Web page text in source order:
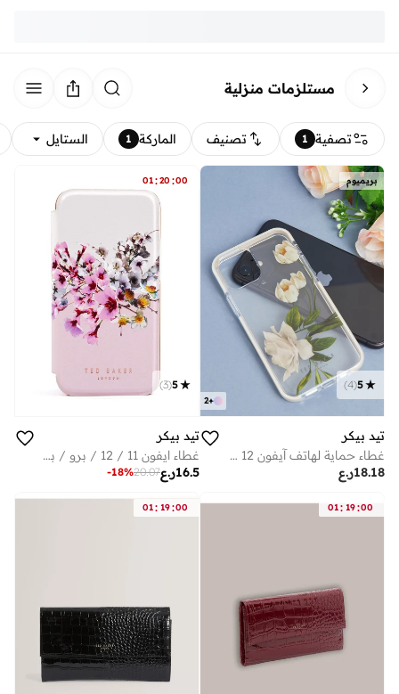
مستلزمات منزلية
تصفية 1 تصنيف الماركة 1 الستايل
بريميوم
+
2
5
(
4
)
تيد بيكر
غطاء حماية لهاتف آيفون 12 و12 برو
ر.ع18.18
01:20 :00
5
(
3
)
تيد بيكر
غطاء ايفون 11 / 12 / برو / برو ماكس بطباعة زهور
ر.ع16.5
20.07
-18%
01: 19:00
01: 19:00